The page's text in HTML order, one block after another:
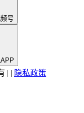
号
| | 隐私政策